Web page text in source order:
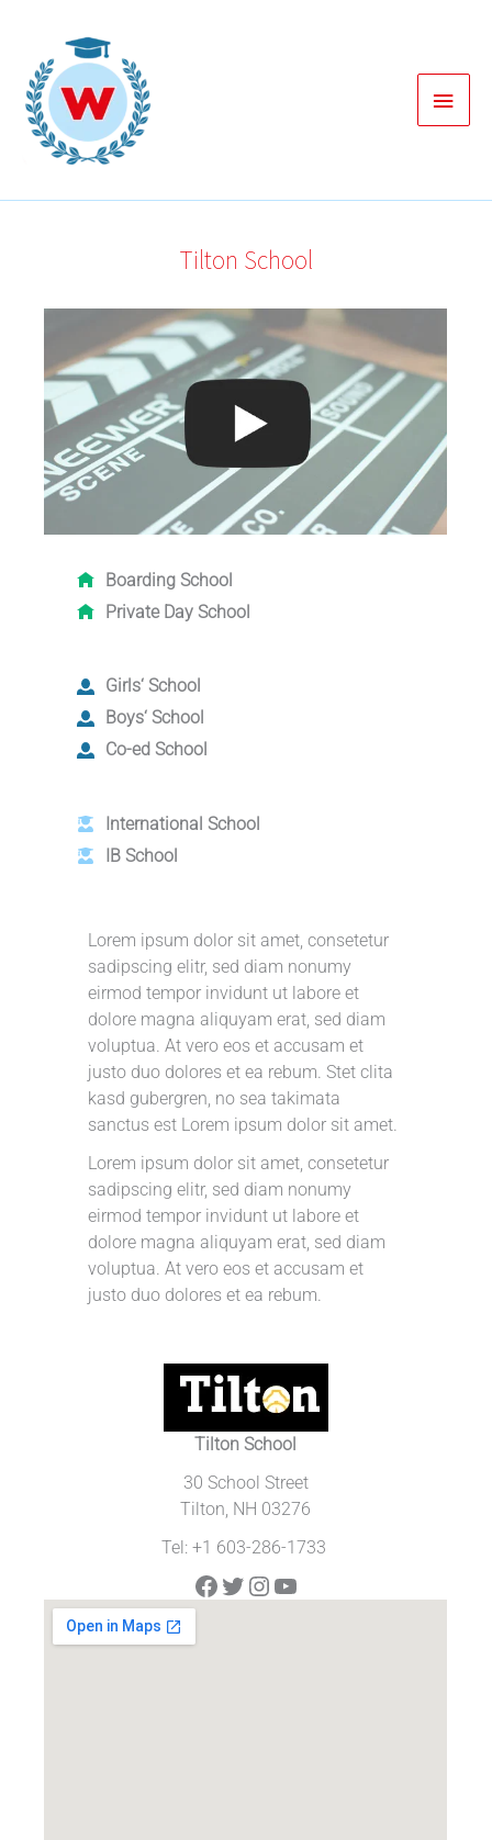
springen
Tilton School
Boarding School
Private Day School
Girls‘ School
Boys‘ School
Co-ed School
International School
IB School
Lorem ipsum dolor sit amet, consetetur
sadipscing elitr, sed diam nonumy
eirmod tempor invidunt ut labore et
dolore magna aliquyam erat, sed diam
voluptua. At vero eos et accusam et
justo duo dolores et ea rebum. Stet clita
kasd gubergren, no sea takimata
sanctus est Lorem ipsum dolor sit amet.
Lorem ipsum dolor sit amet, consetetur
sadipscing elitr, sed diam nonumy
eirmod tempor invidunt ut labore et
dolore magna aliquyam erat, sed diam
voluptua. At vero eos et accusam et
justo duo dolores et ea rebum.
Tilton School
30 School Street
Tilton, NH 03276
Tel: +1 603-286-1733
Facebook
Twitter
Instagram
YouTube